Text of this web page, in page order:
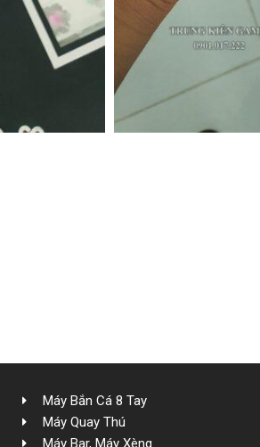
Máy Bắn Cá 8 Tay
Máy Quay Thú
Máy Bar, Máy Xèng